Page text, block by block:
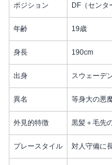
ポジション DF（センタ
年齢 19歳
身長 190cm
出身 スウェーデ
異名 等身大の悪
外見的特徴 黒髪＋毛先
プレースタイル 対人守備に